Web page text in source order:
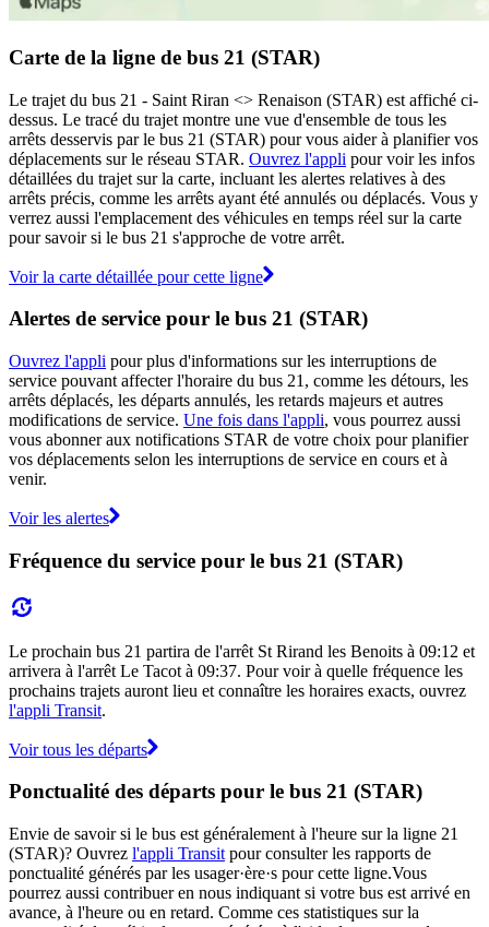
Carte de la ligne de bus 21 (STAR)
Le trajet du bus 21 - Saint Riran <> Renaison (STAR) est affiché ci-
dessus. Le tracé du trajet montre une vue d'ensemble de tous les
arrêts desservis par le bus 21 (STAR) pour vous aider à planifier vos
déplacements sur le réseau STAR. Ouvrez l'appli pour voir les infos
détaillées du trajet sur la carte, incluant les alertes relatives à des
arrêts précis, comme les arrêts ayant été annulés ou déplacés. Vous y
verrez aussi l'emplacement des véhicules en temps réel sur la carte
pour savoir si le bus 21 s'approche de votre arrêt.
Voir la carte détaillée pour cette ligne
Alertes de service pour le bus 21 (STAR)
Ouvrez l'appli pour plus d'informations sur les interruptions de
service pouvant affecter l'horaire du bus 21, comme les détours, les
arrêts déplacés, les départs annulés, les retards majeurs et autres
modifications de service. Une fois dans l'appli, vous pourrez aussi
vous abonner aux notifications STAR de votre choix pour planifier
vos déplacements selon les interruptions de service en cours et à
venir.
Voir les alertes
Fréquence du service pour le bus 21 (STAR)
Le prochain bus 21 partira de l'arrêt St Rirand les Benoits à 09:12 et
arrivera à l'arrêt Le Tacot à 09:37. Pour voir à quelle fréquence les
prochains trajets auront lieu et connaître les horaires exacts, ouvrez
l'appli Transit.
Voir tous les départs
Ponctualité des départs pour le bus 21 (STAR)
Envie de savoir si le bus est généralement à l'heure sur la ligne 21
(STAR)? Ouvrez l'appli Transit pour consulter les rapports de
ponctualité générés par les usager·ère·s pour cette ligne.Vous
pourrez aussi contribuer en nous indiquant si votre bus est arrivé en
avance, à l'heure ou en retard. Comme ces statistiques sur la